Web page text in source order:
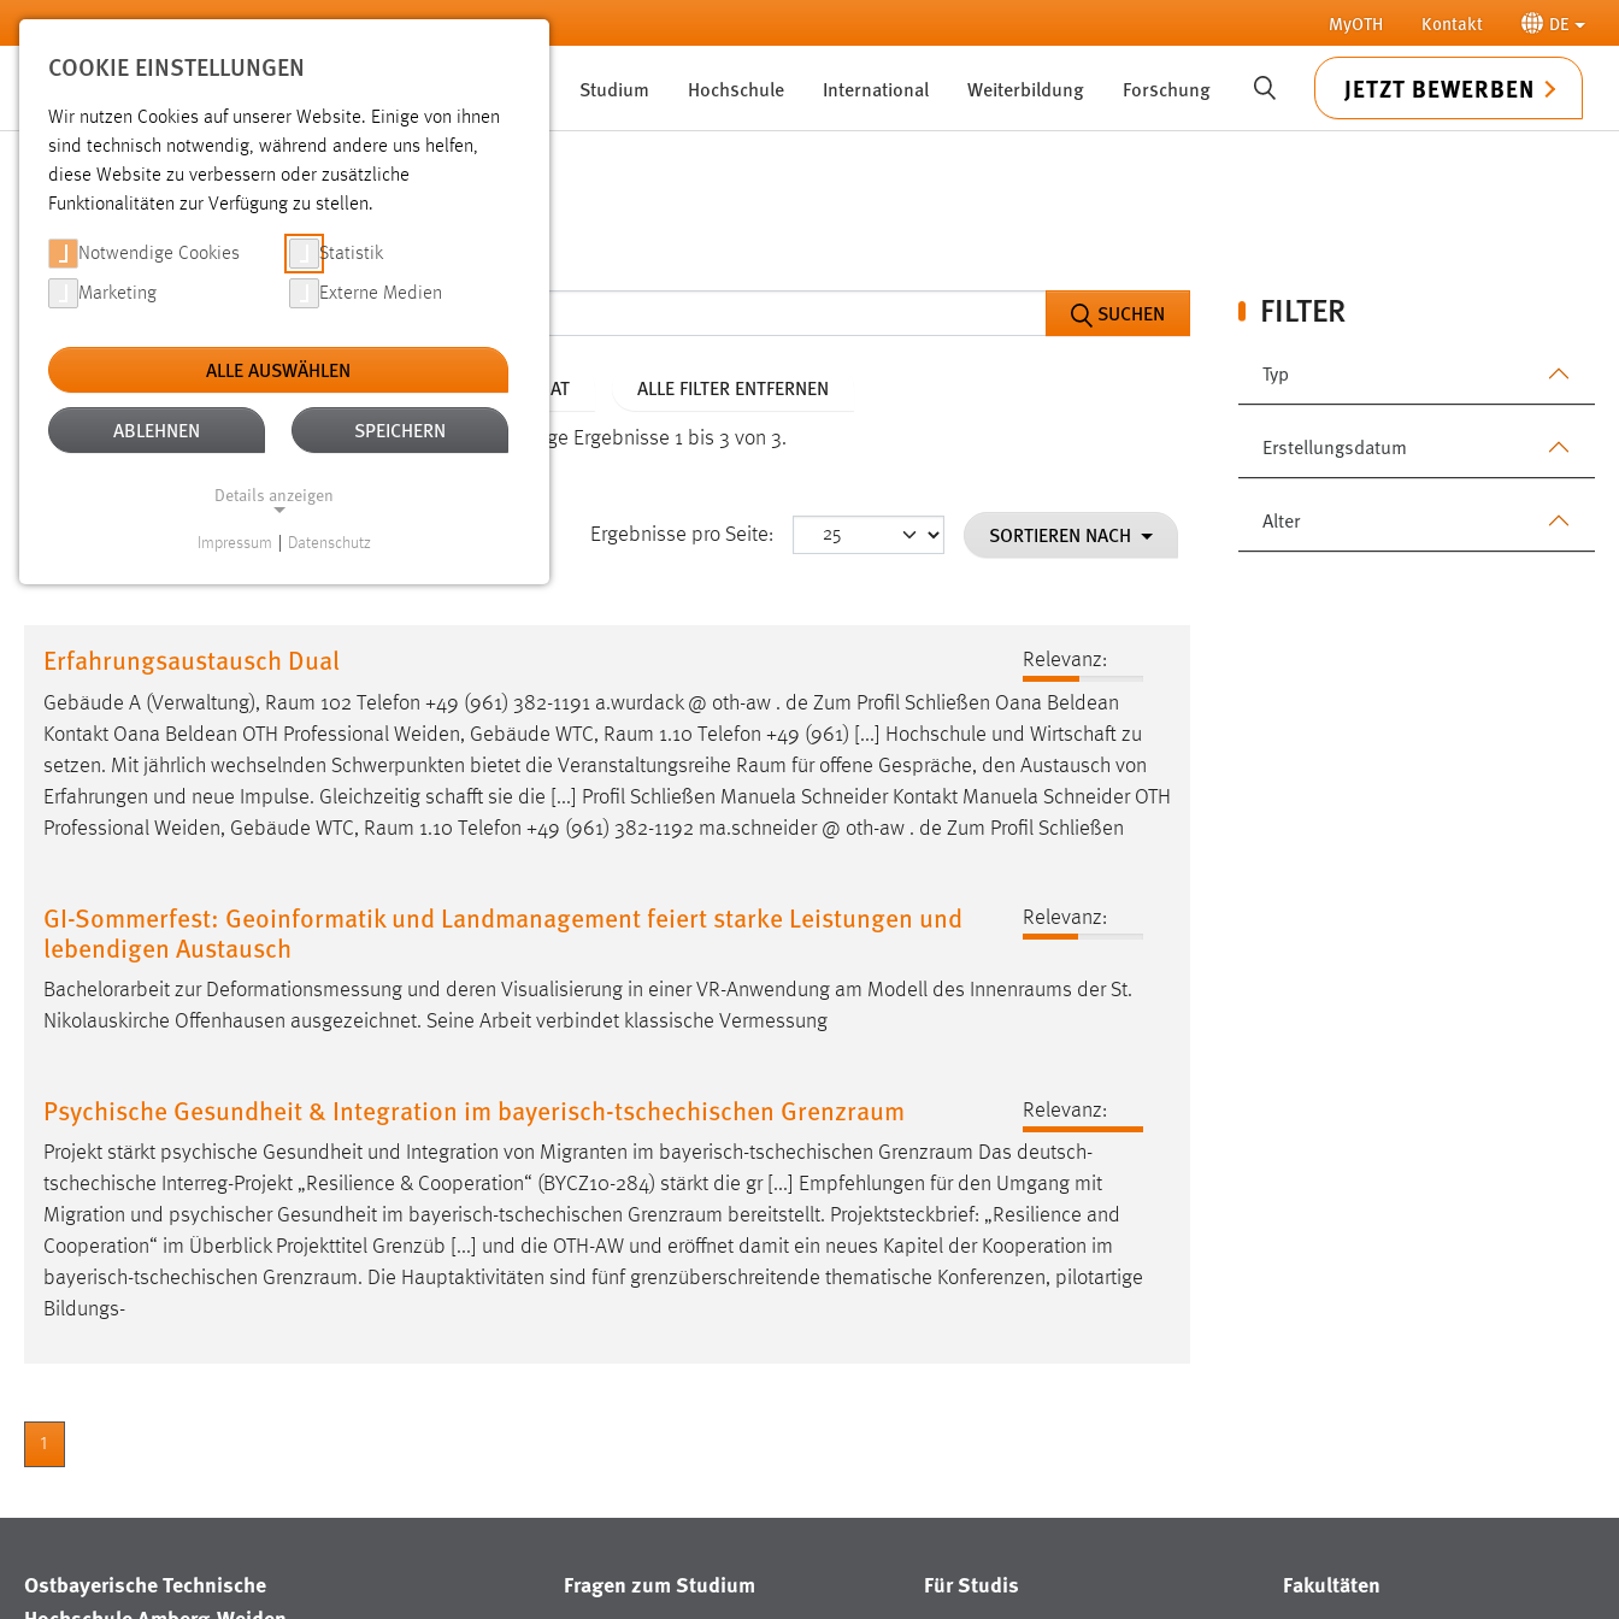
Zum Hauptinhalt springen MyOTH Kontakt DE
Studium Hochschule International Weiterbildung Forschung SUCHE JETZT BEWERBEN
SUCHE
FILTER
Typ
Erstellungsdatum
Alter
SUCHEN
Aktive Filter: TYP: SEITEN ALTER: 1 WOCHE BIS 1 MONAT ALLE FILTER ENTFERNEN
Gesucht nach "raum". Es wurden 3 Ergebnisse gefunden. Zeige Ergebnisse 1 bis 3 von 3.
Ergebnisse pro Seite: SORTIEREN NACH
Erfahrungsaustausch Dual
Relevanz:
Gebäude A (Verwaltung), Raum 102 Telefon +49 (961) 382-1191 a.wurdack @ oth-aw . de Zum Profil Schließen Oana Beldean
Kontakt Oana Beldean OTH Professional Weiden, Gebäude WTC, Raum 1.10 Telefon +49 (961) [...] Hochschule und Wirtschaft zu
setzen. Mit jährlich wechselnden Schwerpunkten bietet die Veranstaltungsreihe Raum für offene Gespräche, den Austausch von
Erfahrungen und neue Impulse. Gleichzeitig schafft sie die [...] Profil Schließen Manuela Schneider Kontakt Manuela Schneider OTH
Professional Weiden, Gebäude WTC, Raum 1.10 Telefon +49 (961) 382-1192 ma.schneider @ oth-aw . de Zum Profil Schließen
GI-Sommerfest: Geoinformatik und Landmanagement feiert starke Leistungen und
lebendigen Austausch
Relevanz:
Bachelorarbeit zur Deformationsmessung und deren Visualisierung in einer VR-Anwendung am Modell des Innenraums der St.
Nikolauskirche Offenhausen ausgezeichnet. Seine Arbeit verbindet klassische Vermessung
Psychische Gesundheit & Integration im bayerisch-tschechischen Grenzraum
Relevanz:
Projekt stärkt psychische Gesundheit und Integration von Migranten im bayerisch-tschechischen Grenzraum Das deutsch-
tschechische Interreg-Projekt „Resilience & Cooperation“ (BYCZ10-284) stärkt die gr [...] Empfehlungen für den Umgang mit
Migration und psychischer Gesundheit im bayerisch-tschechischen Grenzraum bereitstellt. Projektsteckbrief: „Resilience and
Cooperation“ im Überblick Projekttitel Grenzüb [...] und die OTH-AW und eröffnet damit ein neues Kapitel der Kooperation im
bayerisch-tschechischen Grenzraum. Die Hauptaktivitäten sind fünf grenzüberschreitende thematische Konferenzen, pilotartige
Bildungs-
1
Ostbayerische Technische
Fragen zum Studium Für Studis Fakultäten
COOKIE EINSTELLUNGEN
Wir nutzen Cookies auf unserer Website. Einige von ihnen
sind technisch notwendig, während andere uns helfen,
diese Website zu verbessern oder zusätzliche
Funktionalitäten zur Verfügung zu stellen.
Notwendige Cookies Statistik
Marketing Externe Medien
ALLE AUSWÄHLEN
ABLEHNEN SPEICHERN
Details anzeigen
Website erforderlich.
Einverständnis
Name: cookie_consent
Zweck:
Dieser Cookie speichert die
ausgewählten Einverständnis-Optionen
Cookie Laufzeit: 1 Jahr
Performance
Name: staticfilecache
in diesem Cookie gespeichert, ob man
eingeloggt ist.
Sprachpräferenz
Name: site-language-preference
Zweck:
Das Cookie speichert die gewählte
Zweck:
Wird benötigt um die Chatfunktion
Impressum Datenschutz